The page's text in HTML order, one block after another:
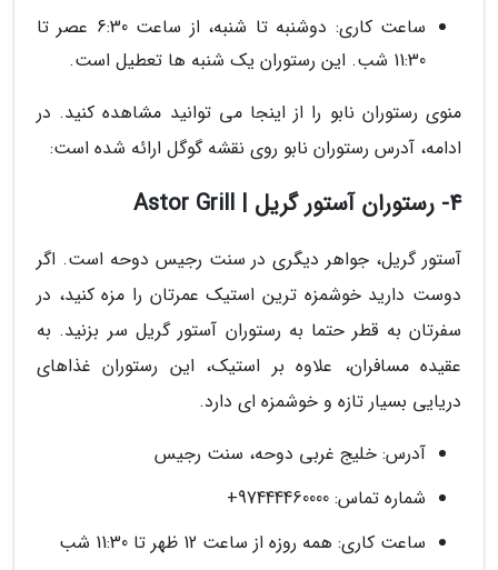
ساعت کاری: دوشنبه تا شنبه، از ساعت 6:30 عصر تا
11:30 شب. این رستوران یک شنبه ها تعطیل است.
منوی رستوران نابو را از اینجا می توانید مشاهده کنید. در
ادامه، آدرس رستوران نابو روی نقشه گوگل ارائه شده است:
4- رستوران آستور گریل | Astor Grill
آستور گریل، جواهر دیگری در سنت رجیس دوحه است. اگر
دوست دارید خوشمزه ترین استیک عمرتان را مزه کنید، در
سفرتان به قطر حتما به رستوران آستور گریل سر بزنید. به
عقیده مسافران، علاوه بر استیک، این رستوران غذاهای
دریایی بسیار تازه و خوشمزه ای دارد.
آدرس: خلیج غربی دوحه، سنت رجیس
شماره تماس: 97444460000+
ساعت کاری: همه روزه از ساعت 12 ظهر تا 11:30 شب